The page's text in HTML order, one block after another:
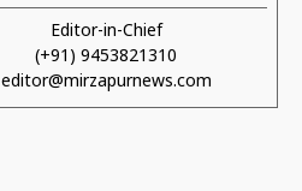
Editor-in-Chief
(+91) 9453821310
editor@mirzapurnews.com